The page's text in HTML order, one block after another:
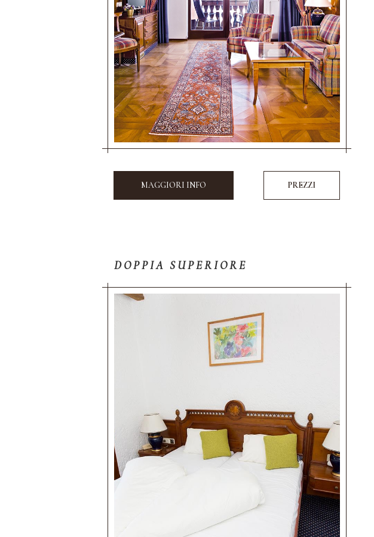
MAGGIORI INFO PREZZI
DOPPIA SUPERIORE